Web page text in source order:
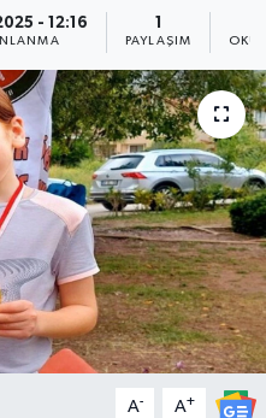
- 12:16
PAYLAŞIM
A- A+